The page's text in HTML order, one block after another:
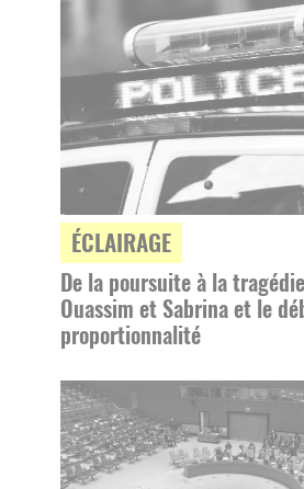
ÉCLAIRAGE
De la poursuite à la
Ouassim et Sabrina et le
proportionnalité